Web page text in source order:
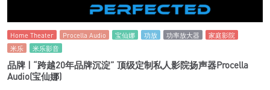
Home Theater Procella Audio 宝仙娜 功放 功率放大器
家庭影院
米乐
米乐影音
品牌 | “跨越20年品牌沉淀” 顶级定制私人影院扬声器Procella
Audio(宝仙娜)